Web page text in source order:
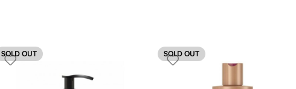
SOLD OUT SOLD OUT